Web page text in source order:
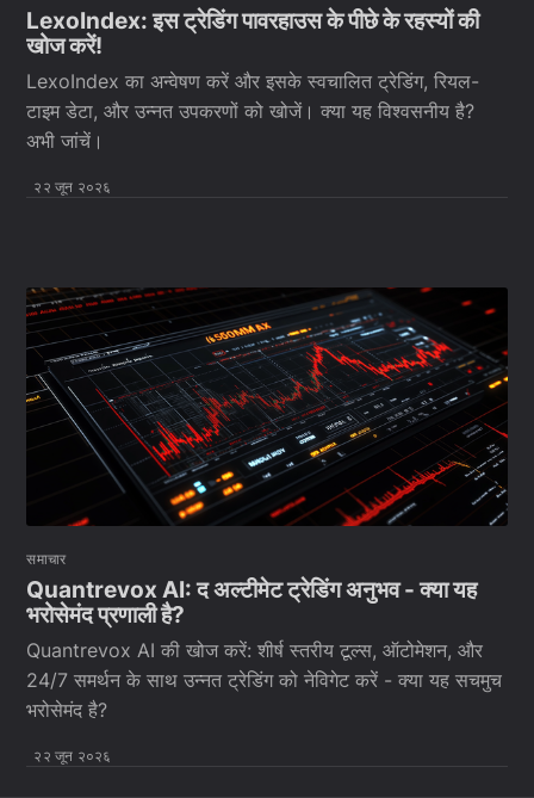
LexoIndex: इस ट्रेडिंग पावरहाउस के पीछे के रहस्यों की
खोज करें!
LexoIndex का अन्वेषण करें और इसके स्वचालित ट्रेडिंग, रियल-
टाइम डेटा, और उन्नत उपकरणों को खोजें। क्या यह विश्वसनीय है?
अभी जांचें।
२२ जून २०२६
समाचार
Quantrevox AI: द अल्टीमेट ट्रेडिंग अनुभव - क्या यह
भरोसेमंद प्रणाली है?
Quantrevox AI की खोज करें: शीर्ष स्तरीय टूल्स, ऑटोमेशन, और
24/7 समर्थन के साथ उन्नत ट्रेडिंग को नेविगेट करें - क्या यह सचमुच
भरोसेमंद है?
२२ जून २०२६